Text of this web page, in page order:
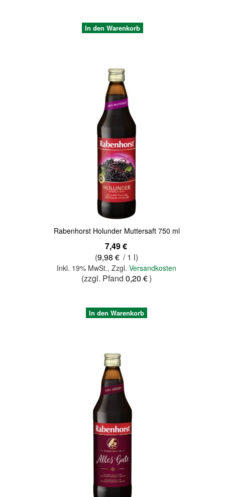
In den Warenkorb
Rabenhorst Holunder Muttersaft 750 ml
7,49 €
(9,98 € / 1 l)
Inkl. 19% MwSt.,Zzgl.Versandkosten
(zzgl. Pfand0,20 €)
In den Warenkorb